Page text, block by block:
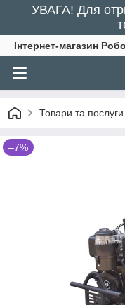
УВАГА! Для
Інтернет-магазин
Товари та послуги
–7%